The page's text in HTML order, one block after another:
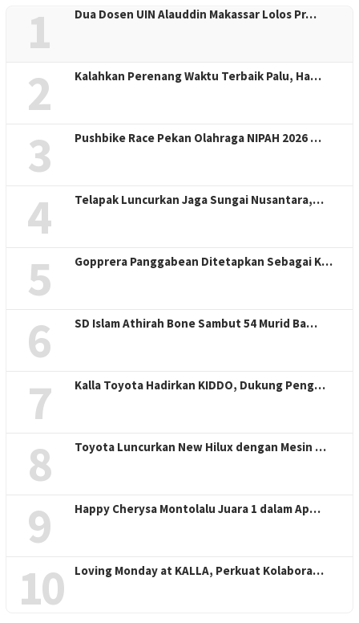
1 Dua Dosen UIN Alauddin Makassar Lolos Pr…
2 Kalahkan Perenang Waktu Terbaik Palu, Ha…
3 Pushbike Race Pekan Olahraga NIPAH 2026 …
4 Telapak Luncurkan Jaga Sungai Nusantara,…
5 Gopprera Panggabean Ditetapkan Sebagai K…
6 SD Islam Athirah Bone Sambut 54 Murid Ba…
7 Kalla Toyota Hadirkan KIDDO, Dukung Peng…
8 Toyota Luncurkan New Hilux dengan Mesin …
9 Happy Cherysa Montolalu Juara 1 dalam Ap…
10 Loving Monday at KALLA, Perkuat Kolabora…